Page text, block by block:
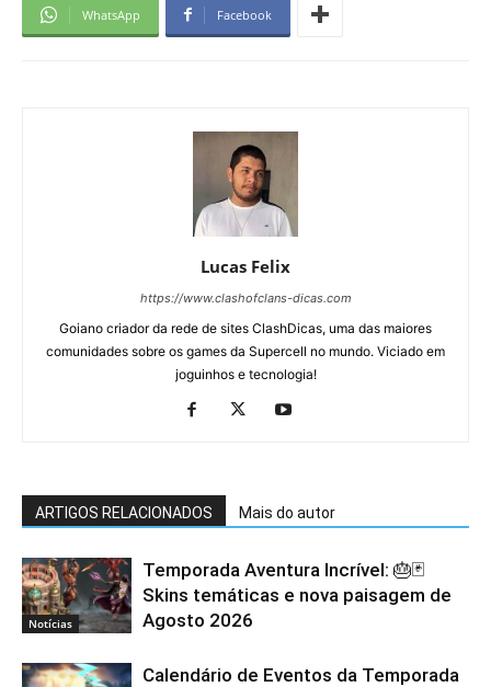
WhatsApp Facebook
Lucas Felix
https://www.clashofclans-dicas.com
Goiano criador da rede de sites ClashDicas, uma das maiores
comunidades sobre os games da Supercell no mundo. Viciado em
joguinhos e tecnologia!
ARTIGOS RELACIONADOS Mais do autor
Notícias
Temporada Aventura Incrível: 🎂🃏
Skins temáticas e nova paisagem de
Agosto 2026
Calendário de Eventos da Temporada